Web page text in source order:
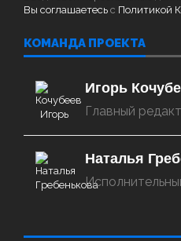
Вы соглашаетесь с Политикой
КОМАНДА ПРОЕКТА
Игорь
Главный
Наталья